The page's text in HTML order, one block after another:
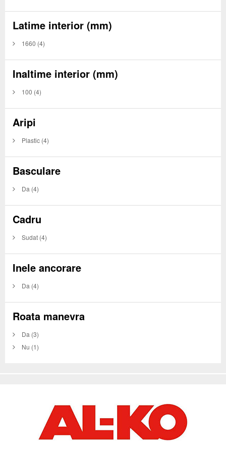
Latime interior (mm)
1660 (4)
Inaltime interior (mm)
100 (4)
Aripi
Plastic (4)
Basculare
Da (4)
Cadru
Sudat (4)
Inele ancorare
Da (4)
Roata manevra
Da (3)
Nu (1)